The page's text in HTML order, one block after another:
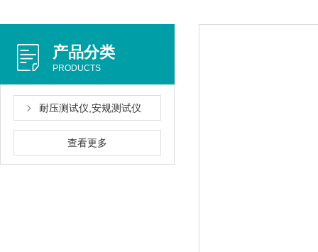
产品分类
PRODUCTS
耐压测试仪,安规测试仪
查看更多